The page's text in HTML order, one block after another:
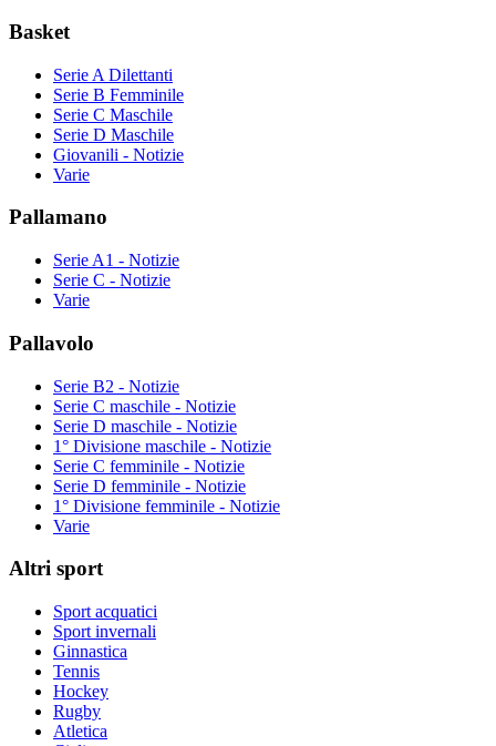
Basket
Serie A Dilettanti
Serie B Femminile
Serie C Maschile
Serie D Maschile
Giovanili - Notizie
Varie
Pallamano
Serie A1 - Notizie
Serie C - Notizie
Varie
Pallavolo
Serie B2 - Notizie
Serie C maschile - Notizie
Serie D maschile - Notizie
1° Divisione maschile - Notizie
Serie C femminile - Notizie
Serie D femminile - Notizie
1° Divisione femminile - Notizie
Varie
Altri sport
Sport acquatici
Sport invernali
Ginnastica
Tennis
Hockey
Rugby
Atletica